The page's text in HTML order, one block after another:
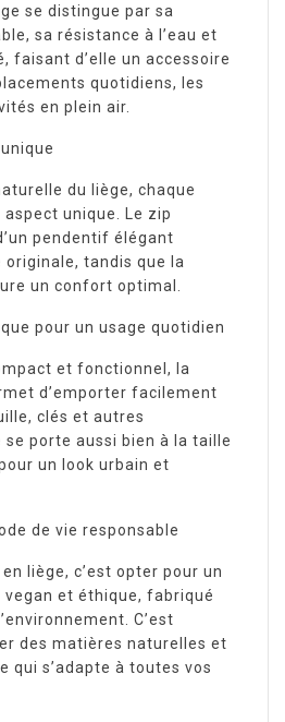
se distingue par sa
sa résistance à l’eau et
faisant d’elle un accessoire
quotidiens, les
en plein air.
du liège, chaque
unique. Le zip
pendentif élégant
tandis que la
un confort optimal.
pour un usage quotidien
et fonctionnel, la
d’emporter facilement
clés et autres
se porte aussi bien à la taille
un look urbain et
de vie responsable
liège, c’est opter pour un
vegan et éthique, fabriqué
C’est
des matières naturelles et
qui s’adapte à toutes vos